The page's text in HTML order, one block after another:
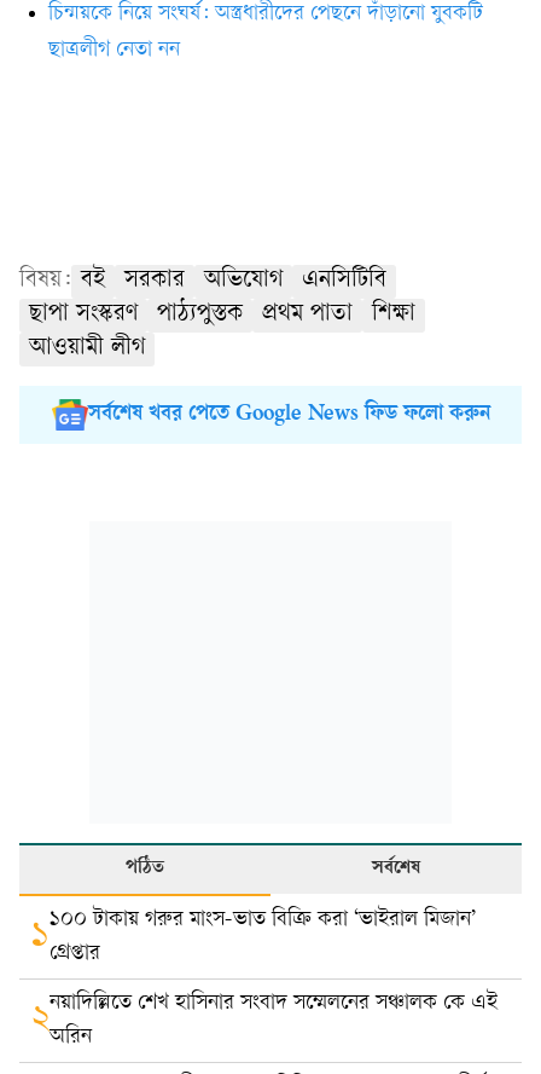
চিন্ময়কে নিয়ে সংঘর্ষ: অস্ত্রধারীদের পেছনে দাঁড়ানো যুবকটি
ছাত্রলীগ নেতা নন
বিষয়: বই সরকার অভিযোগ
এনসিটিবি
ছাপা সংস্করণ
পাঠ্যপুস্তক প্রথম পাতা
শিক্ষা
আওয়ামী লীগ
সর্বশেষ খবর পেতে Google News ফিড ফলো করুন
পঠিত সর্বশেষ
১১০০ টাকায় গরুর মাংস-ভাত বিক্রি করা ‘ভাইরাল মিজান’
গ্রেপ্তার
২নয়াদিল্লিতে শেখ হাসিনার সংবাদ সম্মেলনের সঞ্চালক কে এই
অরিন